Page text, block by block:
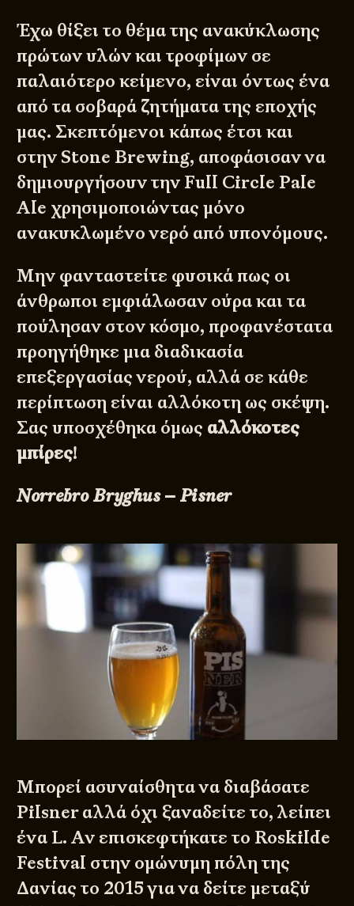
Έχω θίξει το θέμα της ανακύκλωσης
πρώτων υλών και τροφίμων σε
παλαιότεροκείμενο, είναι όντως ένα
από τα σοβαρά ζητήματα της εποχής
μας. Σκεπτόμενοι κάπως έτσι και
στην Stone Brewing, αποφάσισαν να
δημιουργήσουν την Full Circle Pale
Ale χρησιμοποιώντας μόνο
ανακυκλωμένο νερό από υπονόμους.
Μην φανταστείτε φυσικά πως οι
άνθρωποι εμφιάλωσαν ούρα και τα
πούλησαν στον κόσμο, προφανέστατα
προηγήθηκε μια διαδικασία
επεξεργασίας νερού, αλλά σε κάθε
περίπτωση είναι αλλόκοτη ως σκέψη.
Σας υποσχέθηκα όμως αλλόκοτες
μπίρες!
Norrebro Bryghus – Pisner
Μπορεί ασυναίσθητα να διαβάσατε
Pilsner αλλά όχι ξαναδείτε το, λείπει
ένα L. Αν επισκεφτήκατε το Roskilde
Festival στην ομώνυμη πόλη της
Δανίας το 2015 για να δείτε μεταξύ